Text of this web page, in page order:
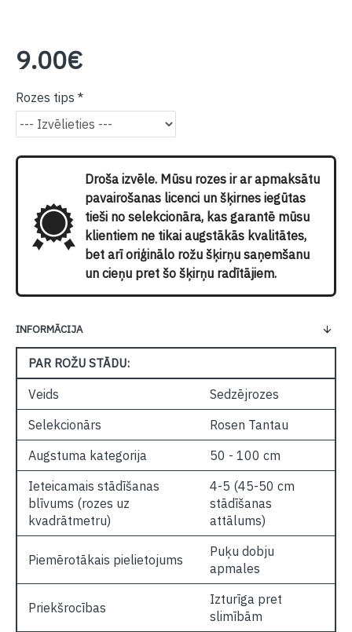
9.00€
Rozes tips
Droša izvēle. Mūsu rozes ir ar apmaksātu
pavairošanas licenci un šķirnes iegūtas
tieši no selekcionāra, kas garantē mūsu
klientiem ne tikai augstākās kvalitātes,
bet arī oriģinālo rožu šķirņu saņemšanu
un cieņu pret šo šķirņu radītājiem.
INFORMĀCIJA
PAR ROŽU STĀDU:
Veids
Sedzējrozes
Selekcionārs
Rosen Tantau
Augstuma kategorija
50 - 100 cm
Ieteicamais stādīšanas
blīvums (rozes uz
kvadrātmetru)
4-5 (45-50 cm
stādīšanas
attālums)
Piemērotākais pielietojums
Puķu dobju
apmales
Priekšrocības
Izturīga pret
slimībām